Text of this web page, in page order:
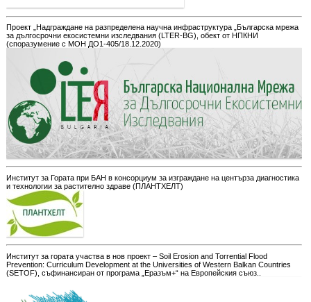
Проект „Надграждане на разпределена научна инфраструктура „Българска мрежа
за дългосрочни екосистемни изследвания (LTER-BG), обект от НПКНИ
(споразумение с МОН ДО1-405/18.12.2020)
Институт за Гората при БАН в консорциум за изграждане на центърза диагностика
и технологии за растително здраве (ПЛАНТХЕЛТ)
Институт за гората участва в нов проект – Soil Erosion and Torrential Flood
Prevention: Curriculum Development at the Universities of Western Balkan Countries
(SETOF), съфинансиран от програма „Еразъм+“ на Европейския съюз..